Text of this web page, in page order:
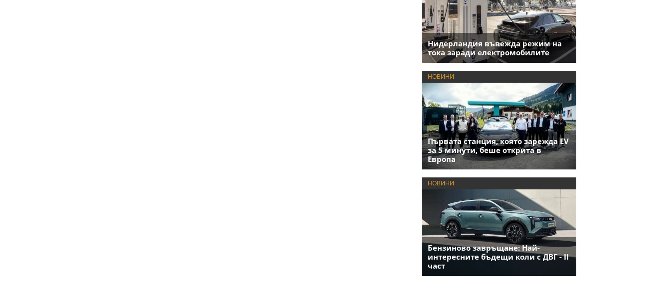
Нидерландия въвежда режим на
тока заради електромобилите
НОВИНИ
Първата станция, която зарежда EV
за 5 минути, беше открита в
Европа
НОВИНИ
Бензиново завръщане: Най-
интересните бъдещи коли с ДВГ - II
част